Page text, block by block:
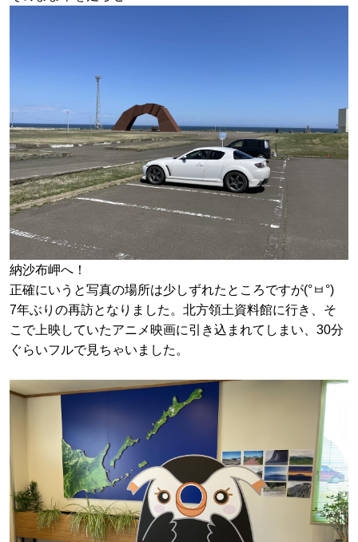
納沙布岬へ！
正確にいうと写真の場所は少しずれたところですが(°ㅂ°)
7年ぶりの再訪となりました。北方領土資料館に行き、そ
こで上映していたアニメ映画に引き込まれてしまい、30分
ぐらいフルで見ちゃいました。